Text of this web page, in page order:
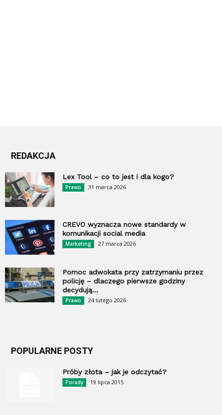
REDAKCJA
Lex Tool – co to jest i dla kogo?
Prawo 31 marca 2026
CREVO wyznacza nowe standardy w
komunikacji social media
Marketing 27 marca 2026
Pomoc adwokata przy zatrzymaniu przez
policję – dlaczego pierwsze godziny
decydują...
Prawo 24 lutego 2026
POPULARNE POSTY
Próby złota – jak je odczytać?
Porady 19 lipca 2015